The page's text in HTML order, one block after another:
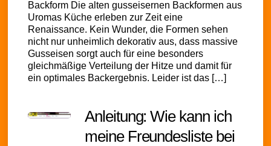
Backform Die alten gusseisernen Backformen aus
Uromas Küche erleben zur Zeit eine
Renaissance. Kein Wunder, die Formen sehen
nicht nur unheimlich dekorativ aus, dass massive
Gusseisen sorgt auch für eine besonders
gleichmäßige Verteilung der Hitze und damit für
ein optimales Backergebnis. Leider ist das […]
Anleitung: Wie kann ich
meine Freundesliste bei